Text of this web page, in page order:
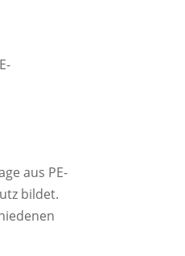
aus PE-
bildet.